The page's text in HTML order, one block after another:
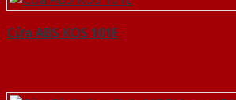
Cửa ABS KOS 101E